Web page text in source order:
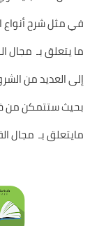
في مثل شرح أنواع
ما يتعلق بـ مجال
إلى العديد من
بحيث ستتمكن من
مايتعلق بـ مجال